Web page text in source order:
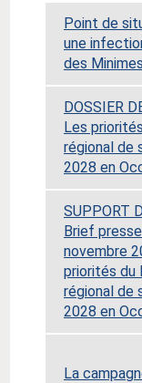
Point de
une
des
DOSSIER
Les
régional de
2028 en
SUPPORT
Brief
novembre
priorités du
régional de
2028 en
La